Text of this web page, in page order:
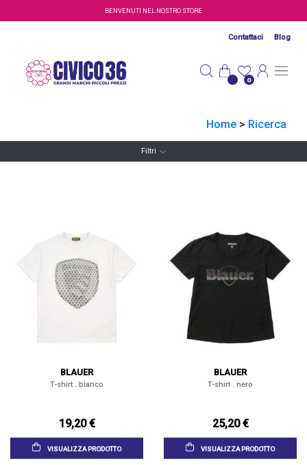
Salta al contenuto principaleBENVENUTI NEL NOSTRO STORE
Contattaci Blog
0
Home > Ricerca
Filtri
BLAUER
T-shirt . bianco
19,20 €
VISUALIZZA PRODOTTO
BLAUER
T-shirt . nero
25,20 €
VISUALIZZA PRODOTTO